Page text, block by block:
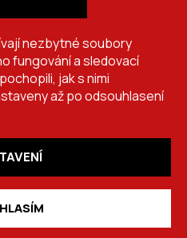
nezbytné soubory
fungování a sledovací
jak s nimi
až po odsouhlasení
510 044
. Všechna práva vyhrazena.